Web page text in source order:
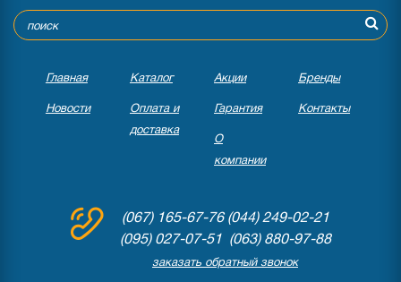
Главная Каталог Акции Бренды
Новости
Оплата и
доставка
Гарантия Контакты
О
компании
(067) 165-67-76(044) 249-02-21
(095) 027-07-51 (063) 880-97-88
заказать обратный звонок